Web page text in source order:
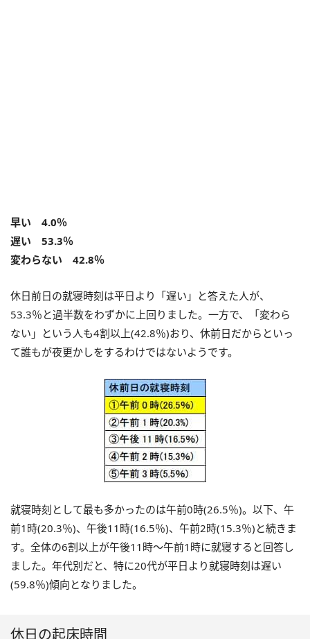
早い 4.0％
遅い 53.3％
変わらない 42.8％
休日前日の就寝時刻は平日より「遅い」と答えた人が、
53.3％と過半数をわずかに上回りました。一方で、「変わら
ない」という人も4割以上(42.8％)おり、休前日だからといっ
て誰もが夜更かしをするわけではないようです。
就寝時刻として最も多かったのは午前0時(26.5％)。以下、午
前1時(20.3％)、午後11時(16.5％)、午前2時(15.3％)と続きま
す。全体の6割以上が午後11時～午前1時に就寝すると回答し
ました。年代別だと、特に20代が平日より就寝時刻は遅い
(59.8％)傾向となりました。
休日の起床時間